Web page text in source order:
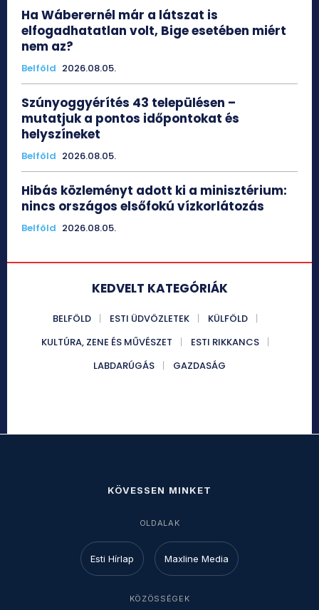
Ha Wáberernél már a látszat is
elfogadhatatlan volt, Bige esetében miért
nem az?
Belföld 2026.08.05.
Szúnyoggyérítés 43 településen –
mutatjuk a pontos időpontokat és
helyszíneket
Belföld 2026.08.05.
Hibás közleményt adott ki a minisztérium:
nincs országos elsőfokú vízkorlátozás
Belföld 2026.08.05.
KEDVELT KATEGÓRIÁK
BELFÖLD ESTI ÜDVÖZLETEK
KÜLFÖLD
KULTÚRA, ZENE ÉS MŰVÉSZET
ESTI RIKKANCS
LABDARÚGÁS
GAZDASÁG
KÖVESSEN MINKET
OLDALAK
Esti Hírlap Maxline Media
KÖZÖSSÉGEK